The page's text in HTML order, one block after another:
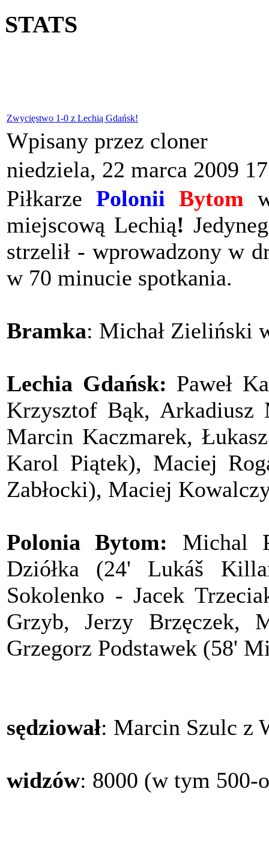
STATS
Zwycięstwo 1-0 z Lechią Gdańsk!
Wpisany przez cloner
niedziela, 22 marca 2009
PiłkarzePolonii Bytom
miejscową Lechią!
strzelił - wprowadzony w
w 70 minucie spotkania.
Bramka: Michał Zieliński
Lechia Gdańsk: Paweł
Krzysztof Bąk,
Marcin Kaczmarek,
Karol Piątek), Maciej
Zabłocki), Maciej
Polonia Bytom: Michal
Dziółka (24' Lukáš
Sokolenko - Jacek
Grzyb, Jerzy Brzęczek,
Grzegorz Podstawek (58'
sędziował: Marcin Szulc z
widzów: 8000 (w tym 500-